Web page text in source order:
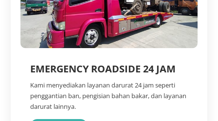
EMERGENCY ROADSIDE 24 JAM
Kami menyediakan layanan darurat 24 jam seperti
penggantian ban, pengisian bahan bakar, dan layanan
darurat lainnya.